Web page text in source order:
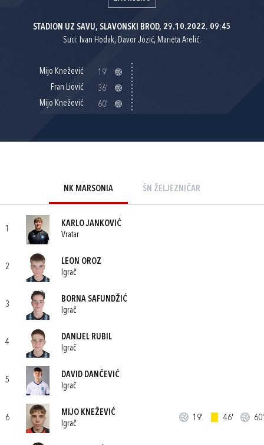
STADION UZ SAVU, SLAVONSKI BROD, 29.10.2022. 09:45
Suci: Ivan Hodak, Davor Jozić, Marieta Arelić.
Mijo Knežević
19'
Fran Liović
36'
Mijo Knežević
60'
NK MARSONIA ŠN ŽELJEZNIČAR
1
KARLO JANKOVIĆ
Vratar
2
LEON OROZ
Igrač
3
BORNA SAFUNDŽIĆ
Igrač
4
DANIJEL RUBIL
Igrač
5
DAVID DANČEVIĆ
Igrač
6
MIJO KNEŽEVIĆ
Igrač
19' 46' 60'